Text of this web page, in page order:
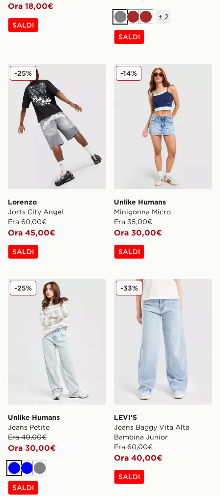
Ora 18,00€
SALDI GrigioMarrone
Marrone
+ 2
SALDI
Lorenzo Jorts City Angel
Lorenzo
Jorts City Angel
Era 60,00€
Ora 45,00€
-25%
SALDI
Unlike Humans Minigonna
Unlike Humans
Minigonna Micro
Era 35,00€
Ora 30,00€
-14%
SALDI
Unlike Humans Jeans Petite
Unlike Humans
Jeans Petite
Era 40,00€
Ora 30,00€
-25%
BluBluGrigio
SALDI
LEVI'S Jeans Baggy Vita
LEVI'S
Jeans Baggy Vita Alta
Bambina Junior
Era 60,00€
Ora 40,00€
-33%
SALDI